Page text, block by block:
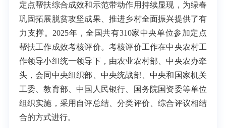
定点帮扶综合成效和示范带动作用持续显现，为绿春
巩固拓展脱贫攻坚成果、推进乡村全面振兴提供了有
力支撑。2025年，全国共有310家中央单位参加定点
帮扶工作成效考核评价。考核评价工作在中央农村工
作领导小组统一领导下，由农业农村部、中央农办牵
头，会同中央组织部、中央统战部、中央和国家机关
工委、教育部、中国人民银行、国务院国资委等单位
组织实施，采用自评总结、分类评价、综合评议相结
合的方式进行。